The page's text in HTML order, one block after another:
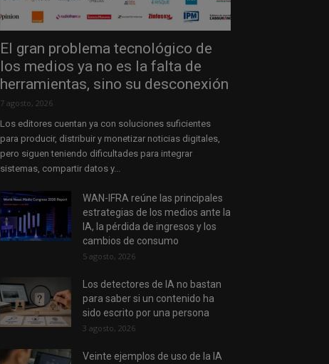
El gran problema tecnológico de
los medios ya no es la falta de
herramientas, sino su desconexión
7 agosto, 2026
Los editores cuentan ya con soluciones suficientes
para producir, distribuir y monetizar noticias digitales,
pero siguen teniendo dificultades para integrar
sistemas, compartir datos y...
WAN-IFRA reúne las principales
estrategias de los medios ante la
IA, la pérdida de ingresos y los
cambios de consumo
5 agosto, 2026
Los detectores de IA no bastan
para saber si un contenido ha
sido escrito por una persona
3 agosto, 2026
Veinte ejemplos de uso de la IA